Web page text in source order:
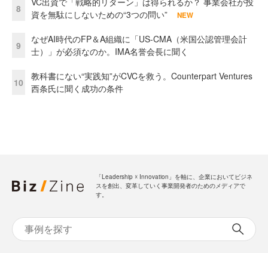
8
資を無駄にしないための“3つの問い”
NEW
9
なぜAI時代のFP＆A組織に「US-CMA（米国公認管理会計
士）」が必須なのか。IMA名誉会長に聞く
10
教科書にない“実践知”がCVCを救う。Counterpart Ventures
西条氏に聞く成功の条件
「Leadership ☓ Innovation」を軸に、企業においてビジネ
スを創出、変革していく事業開発者のためのメディアで
す。